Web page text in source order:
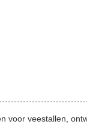
voor veestallen,